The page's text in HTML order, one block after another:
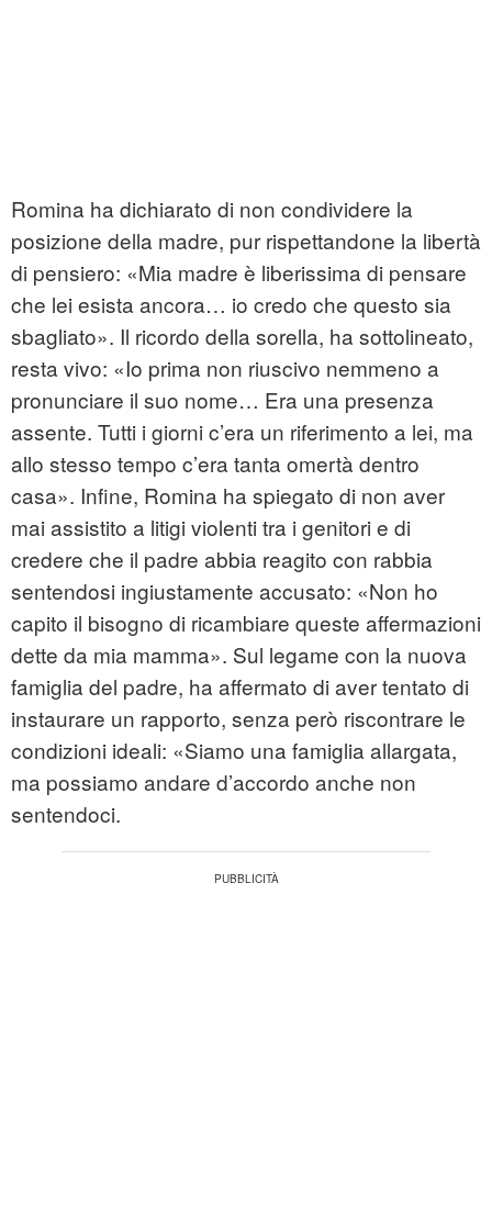
Romina ha dichiarato di non condividere la
posizione della madre, pur rispettandone la libertà
di pensiero: «Mia madre è liberissima di pensare
che lei esista ancora… io credo che questo sia
sbagliato». Il ricordo della sorella, ha sottolineato,
resta vivo: «Io prima non riuscivo nemmeno a
pronunciare il suo nome… Era una presenza
assente. Tutti i giorni c’era un riferimento a lei, ma
allo stesso tempo c’era tanta omertà dentro
casa». Infine, Romina ha spiegato di non aver
mai assistito a litigi violenti tra i genitori e di
credere che il padre abbia reagito con rabbia
sentendosi ingiustamente accusato: «Non ho
capito il bisogno di ricambiare queste affermazioni
dette da mia mamma». Sul legame con la nuova
famiglia del padre, ha affermato di aver tentato di
instaurare un rapporto, senza però riscontrare le
condizioni ideali: «Siamo una famiglia allargata,
ma possiamo andare d’accordo anche non
sentendoci.